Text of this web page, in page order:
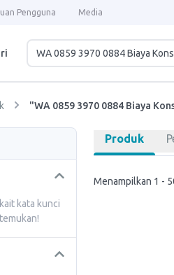
Pengguna Media
"WA 0859 3970 0884 Biaya
kata kunci
Produk
Menampilkan 1 -